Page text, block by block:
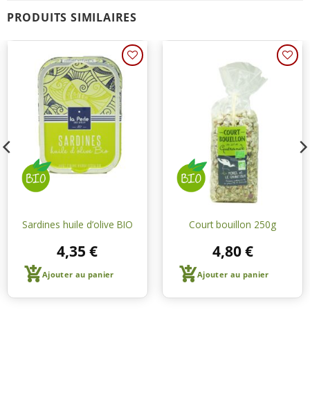
PRODUITS SIMILAIRES
Ajouter
à une
liste de
courses
Sardines huile d’olive BIO
4,35€
Ajouter au panier
liste de
courses
Court bouillon 250g
4,80€
Ajouter au panier